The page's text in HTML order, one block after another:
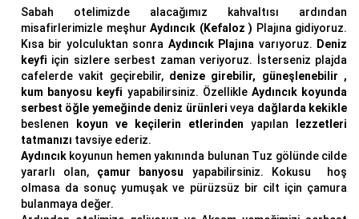
Sabah otelimizde alacağımız kahvaltısı ardından
misafirlerimizle meşhur Aydıncık (Kefaloz ) Plajına gidiyoruz.
Kısa bir yolculuktan sonra Aydıncık Plajına varıyoruz. Deniz
keyfi için sizlere serbest zaman veriyoruz. İsterseniz plajda
cafelerde vakit geçirebilir, denize girebilir, güneşlenebilir ,
kum banyosu keyfi yapabilirsiniz. Özellikle Aydıncık koyunda
serbest öğle yemeğinde deniz ürünleri veya dağlarda kekikle
beslenen
koyun ve keçilerin etlerinden yapılan
lezzetleri
tatmanızı tavsiye ederiz.
Aydıncık koyunun hemen yakınında bulunan Tuz gölünde cilde
yararlı olan, çamur banyosu yapabilirsiniz. Kokusu hoş
olmasa da sonuç yumuşak ve pürüzsüz bir cilt için çamura
bulanmaya değer.